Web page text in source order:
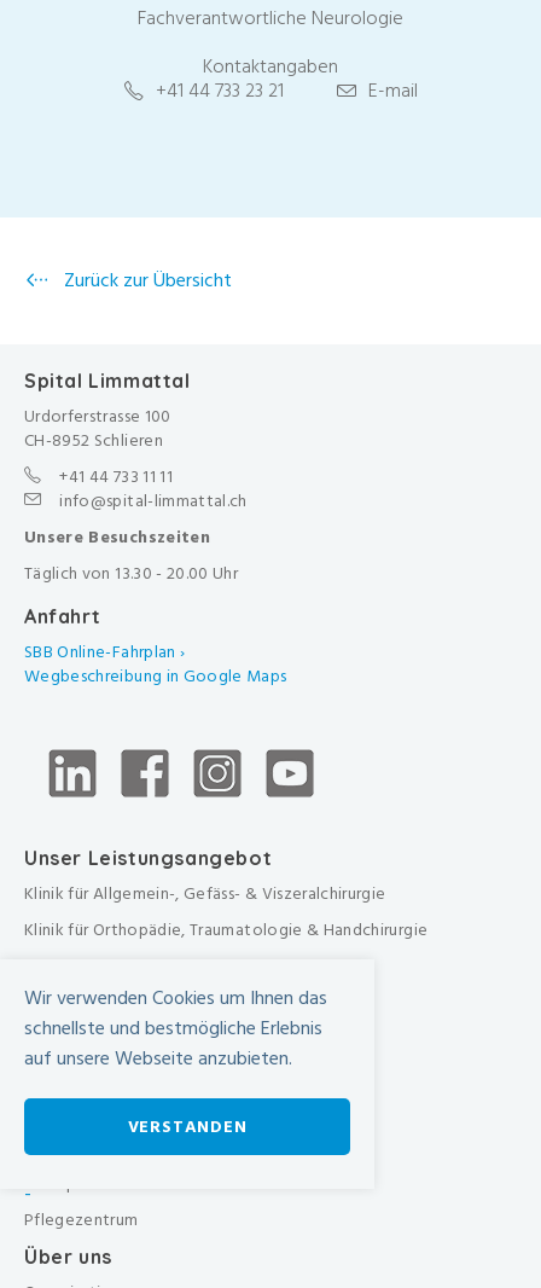
Fachverantwortliche Neurologie
Kontaktangaben
+41 44 733 23 21 E-mail
Zurück zur Übersicht
Spital Limmattal
Urdorferstrasse 100
CH-8952 Schlieren
+41 44 733 11 11
info@spital-limmattal.ch
Unsere Besuchszeiten
Täglich von 13.30 - 20.00 Uhr
Anfahrt
SBB Online-Fahrplan ›
Wegbeschreibung in Google Maps
Unser Leistungsangebot
Klinik für Allgemein-, Gefäss- & Viszeralchirurgie
Klinik für Orthopädie, Traumatologie & Handchirurgie
Medizinische Klinik
Frauenklinik
Übergreifende Bereiche
Beratungen & Dienste
Therapien
Pflegezentrum
Über uns
Wir verwenden Cookies um Ihnen das
schnellste und bestmögliche Erlebnis
auf unsere Webseite anzubieten.
VERSTANDEN
-